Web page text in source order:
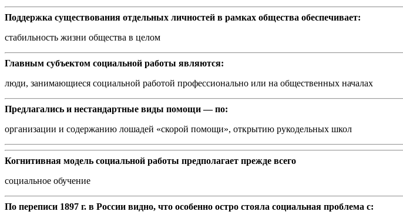
Поддержка существования отдельных личностей в рамках общества обеспечивает:
стабильность жизни общества в целом
Главным субъектом социальной работы являются:
люди, занимающиеся социальной работой профессионально или на общественных началах
Предлагались и нестандартные виды помощи — по:
организации и содержанию лошадей «скорой помощи», открытию рукодельных школ
Когнитивная модель социальной работы предполагает прежде всего
социальное обучение
По переписи 1897 г. в России видно, что особенно остро стояла социальная проблема с: